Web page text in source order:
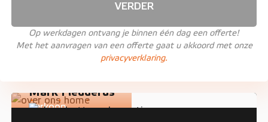
VERDER
Op werkdagen ontvang je binnen één dag een offerte!
Met het aanvragen van een offerte gaat u akkoord met onze
privacyverklaring.
Mark Fledderus
Verkoop